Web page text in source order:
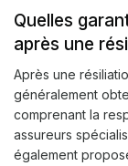
Quelles
après une
Après une
généralement
comprenant la
assureurs
également